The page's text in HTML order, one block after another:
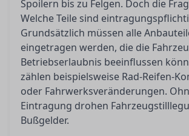
Spoilern bis zu Felgen. Doch die
Welche Teile sind
Grundsätzlich müssen alle
eingetragen werden, die die
Betriebserlaubnis beeinflussen
zählen beispielsweise Rad-Reifen-
oder Fahrwerksveränderungen.
Eintragung drohen
Bußgelder.